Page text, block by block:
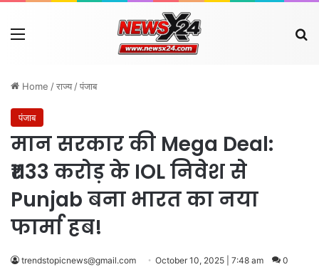
Menu
Home /राज्य /पंजाब
पंजाब
मान सरकार की Mega Deal:
₹1133 करोड़ के IOL निवेश से
Punjab बना भारत का नया
फार्मा हब!
trendstopicnews@gmail.com October 10, 2025 | 7:48 am 0